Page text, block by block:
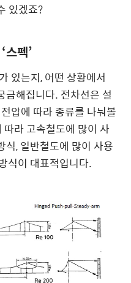
있겠죠?
스펙’
있는지, 어떤 상황에서
금해집니다. 전차선은 설
압에 따라 종류를 나눠볼
라 고속철도에 많이 사
, 일반철도에 많이 사용
식이 대표적입니다.